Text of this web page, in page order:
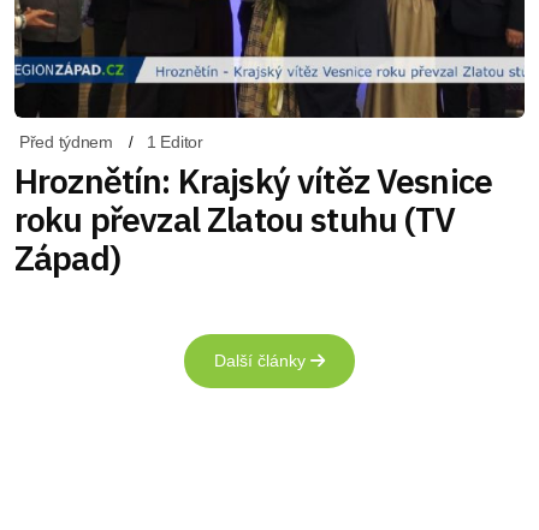
Před týdnem 1 Editor
Hroznětín: Krajský vítěz Vesnice
roku převzal Zlatou stuhu (TV
Západ)
Další články